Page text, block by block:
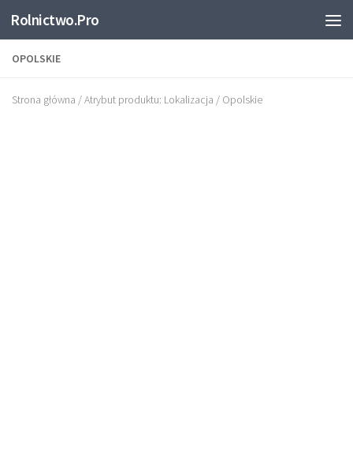
Skip to content
Rolnictwo.Pro
OPOLSKIE
Strona główna / Atrybut produktu: Lokalizacja / Opolskie